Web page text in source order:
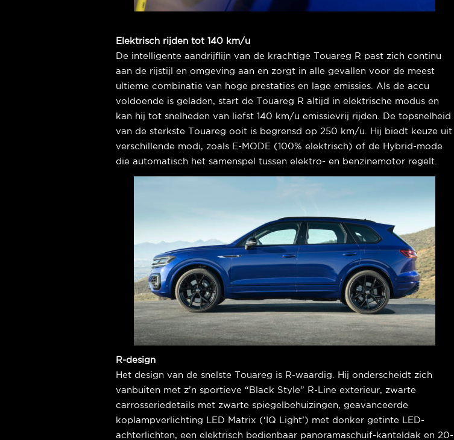
Elektrisch rijden tot 140 km/u
De intelligente aandrijflijn van de krachtige Touareg R past zich continu
aan de rijstijl en omgeving aan en zorgt in alle gevallen voor de meest
ultieme combinatie van hoge prestaties en lage emissies. Als de accu
voldoende is geladen, start de Touareg R altijd in elektrische modus en
kan hij tot snelheden van liefst 140 km/u emissievrij rijden. De topsnelheid
van de sterkste Touareg ooit is begrensd op 250 km/u. Hij biedt keuze uit
verschillende modi, zoals E-MODE (100% elektrisch) of de Hybrid-mode
die automatisch het samenspel tussen elektro- en benzinemotor regelt.
R-design
Het design van de snelste Touareg is R-waardig. Hij onderscheidt zich
vanbuiten met z’n sportieve “Black Style” R-Line exterieur, zwarte
carrosseriedetails met zwarte spiegelbehuizingen, geavanceerde
koplampverlichting LED Matrix (‘IQ Light’) met donker getinte LED-
achterlichten, een elektrisch bedienbaar panoramaschuif-kanteldak en 20-